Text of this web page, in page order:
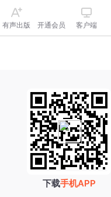
有声出版 开通会员 客户端
下载手机APP